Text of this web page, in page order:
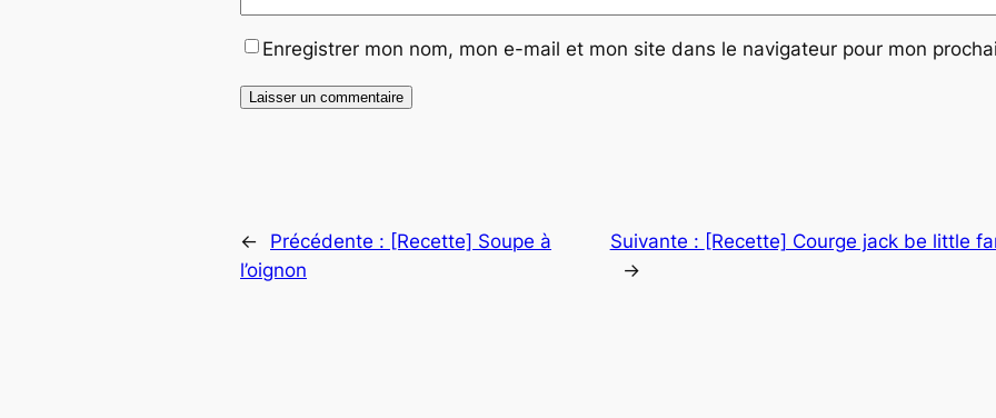
Enregistrer mon nom, mon e-mail et mon site dans le navigateur pour mon
← Précédente : [Recette] Soupe à
l’oignon
Suivante : [Recette] Courge jack be little
→